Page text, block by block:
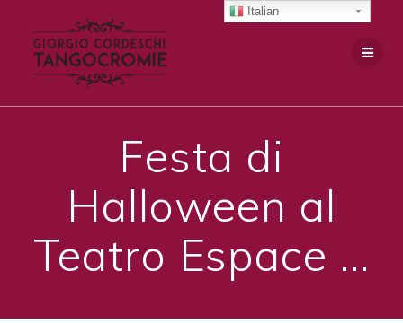
Festa di
Halloween al
Teatro Espace …
Italian